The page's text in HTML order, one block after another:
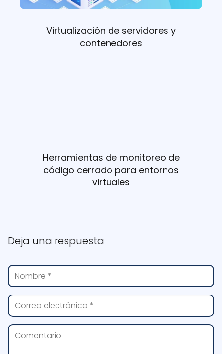
Virtualización de servidores y
contenedores
Herramientas de monitoreo de
código cerrado para entornos
virtuales
Deja una respuesta